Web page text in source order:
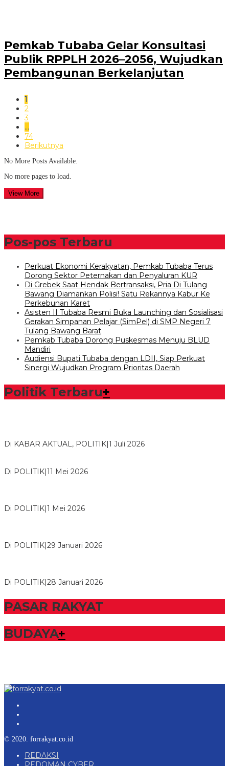
Pemkab Tubaba Gelar Konsultasi
Publik RPPLH 2026–2056, Wujudkan
Pembangunan Berkelanjutan
1
2
3
…
74
Berikutnya
No More Posts Available.
No more pages to load.
View More
Pos-pos Terbaru
Perkuat Ekonomi Kerakyatan, Pemkab Tubaba Terus
Dorong Sektor Peternakan dan Penyaluran KUR
Di Grebek Saat Hendak Bertransaksi, Pria Di Tulang
Bawang Diamankan Polisi! Satu Rekannya Kabur Ke
Perkebunan Karet
Asisten II Tubaba Resmi Buka Launching dan Sosialisasi
Gerakan Simpanan Pelajar (SimPel) di SMP Negeri 7
Tulang Bawang Barat
Pemkab Tubaba Dorong Puskesmas Menuju BLUD
Mandiri
Audiensi Bupati Tubaba dengan LDII, Siap Perkuat
Sinergi Wujudkan Program Prioritas Daerah
Politik Terbaru+
Di KABAR AKTUAL, POLITIK 1 Juli 2026
Di POLITIK 11 Mei 2026
Di POLITIK 1 Mei 2026
Di POLITIK 29 Januari 2026
Di POLITIK 28 Januari 2026
PASAR RAKYAT
BUDAYA+
© 2020. forrakyat.co.id
REDAKSI